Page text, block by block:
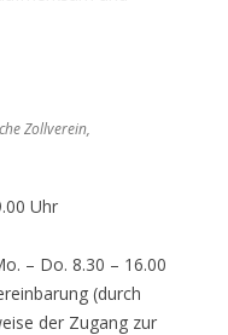
Zollverein,
Uhr
– Do. 8.30 – 16.00
(durch
der Zugang zur